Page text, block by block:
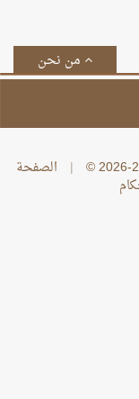
من نحن
| الصفحة